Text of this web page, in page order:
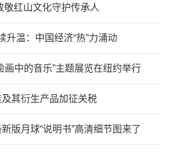
敬红山文化守护传承人
升温：中国经济“热”力涌动
中的音乐”主题展览在纽约举行
其衍生产品加征关税
版月球“说明书”高清细节图来了